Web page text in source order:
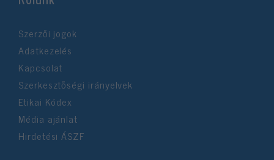
Szerzői jogok
Adatkezelés
Kapcsolat
Szerkesztőségi irányelvek
Etikai Kódex
Média ajánlat
Hirdetési ÁSZF